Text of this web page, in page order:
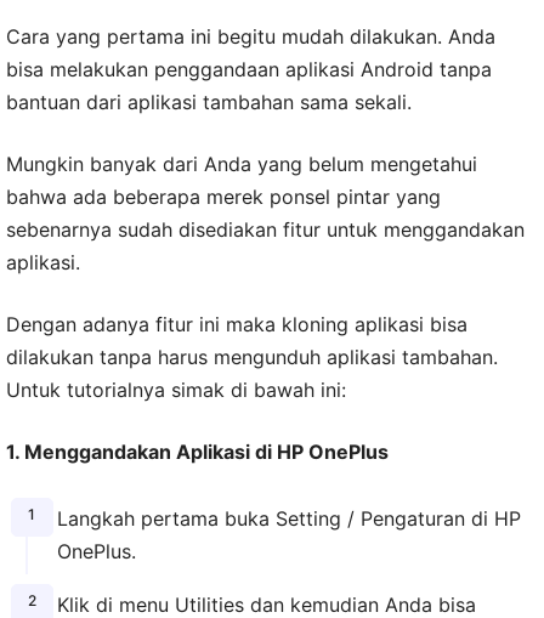
Cara yang pertama ini begitu mudah dilakukan. Anda
bisa melakukan penggandaan aplikasi Android tanpa
bantuan dari aplikasi tambahan sama sekali.
Mungkin banyak dari Anda yang belum mengetahui
bahwa ada beberapa merek ponsel pintar yang
sebenarnya sudah disediakan fitur untuk menggandakan
aplikasi.
Dengan adanya fitur ini maka kloning aplikasi bisa
dilakukan tanpa harus mengunduh aplikasi tambahan.
Untuk tutorialnya simak di bawah ini:
1. Menggandakan Aplikasi di HP OnePlus
Langkah pertama buka Setting / Pengaturan di HP
OnePlus.
Klik di menu Utilities dan kemudian Anda bisa